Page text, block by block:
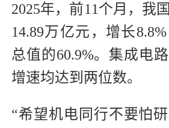
2025年，前11个月，我
14.89万亿元，增长
总值的60.9%。集成电
增速均达到两位数。
“希望机电同行不要怕